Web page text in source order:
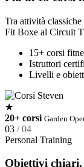
Tra attività
Fit Boxe al Circuit
15+ corsi
Istruttori
Livelli e
★
20+ corsi Garden
03 / 04
Personal Training
Obiettivi